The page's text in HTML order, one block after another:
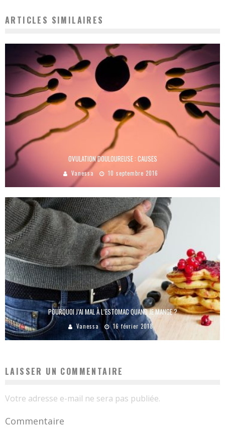
ARTICLES SIMILAIRES
OVULATION DOULOUREUSE : CAUSES
Vanessa 10 septembre 2016
POURQUOI J’AI MAL À L’ESTOMAC QUAND JE MANGE ?
Vanessa 16 février 2018
LAISSER UN COMMENTAIRE
Votre adresse e-mail ne sera pas publiée.
Commentaire